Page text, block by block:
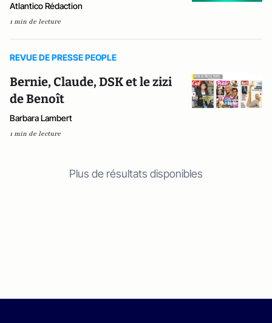
Atlantico Rédaction
1 min de lecture
REVUE DE PRESSE PEOPLE
Bernie, Claude, DSK et le zizi
de Benoît
Barbara Lambert
1 min de lecture
Plus de résultats disponibles